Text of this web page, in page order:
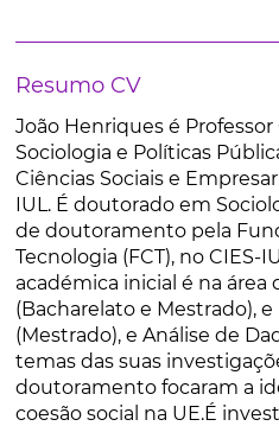
Resumo CV
João Henriques é
Sociologia e Políticas
Ciências Sociais e
IUL. É doutorado em
de doutoramento pela
Tecnologia (FCT), no CIES-
académica inicial é na área
(Bacharelato e Mestrado),
(Mestrado), e Análise de
temas das suas
doutoramento focaram a
coesão social na UE.É